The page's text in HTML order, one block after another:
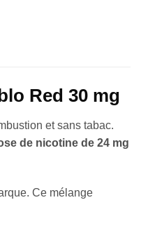
Red 30 mg
et sans tabac.
de nicotine de 24 mg
Ce mélange